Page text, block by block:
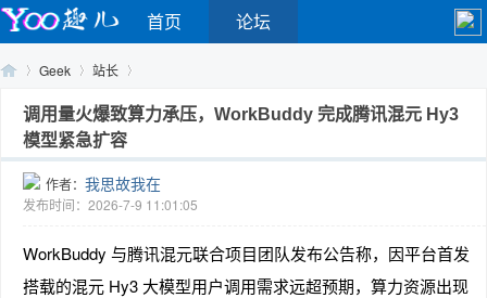
首页 论坛
Yo›
Geek
›
站长
›
调用量火爆致算力承压，WorkBuddy 完成腾讯混元 Hy3
模型紧急扩容
作者： 我思故我在
发布时间：2026-7-9 11:01:05
WorkBuddy 与腾讯混元联合项目团队发布公告称，因平台首发
搭载的混元 Hy3 大模型用户调用需求远超预期，算力资源出现